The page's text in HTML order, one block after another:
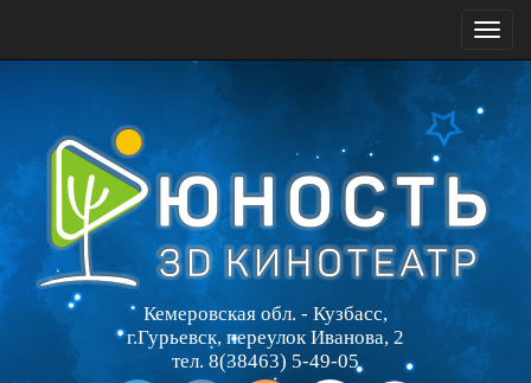
Toggle
Кемеровская обл. - Кузбасс,
г.Гурьевск, переулок Иванова, 2
тел. 8(38463) 5-49-05